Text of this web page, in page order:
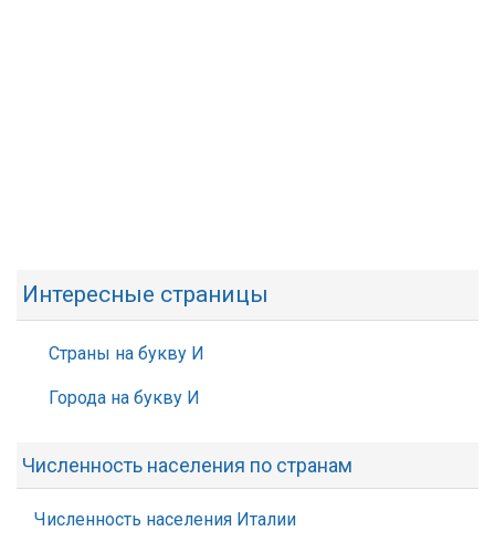
Интересные страницы
Страны на букву И
Города на букву И
Численность населения по странам
Численность населения Италии